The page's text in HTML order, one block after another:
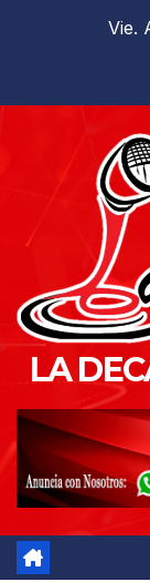
Vie.
LA